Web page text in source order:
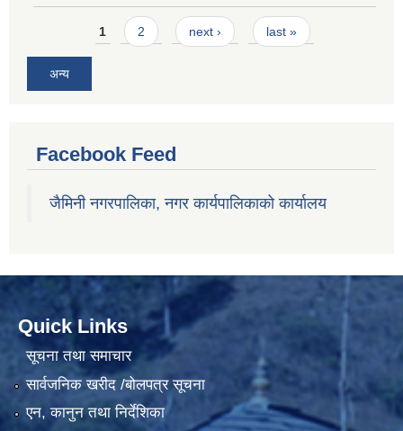
Pages1 2 next › last »
अन्य
Facebook Feed
जैमिनी नगरपालिका, नगर कार्यपालिकाको कार्यालय
Quick Links
सूचना तथा समाचार
सार्वजनिक खरीद /बोलपत्र सूचना
एन, कानुन तथा निर्देशिका